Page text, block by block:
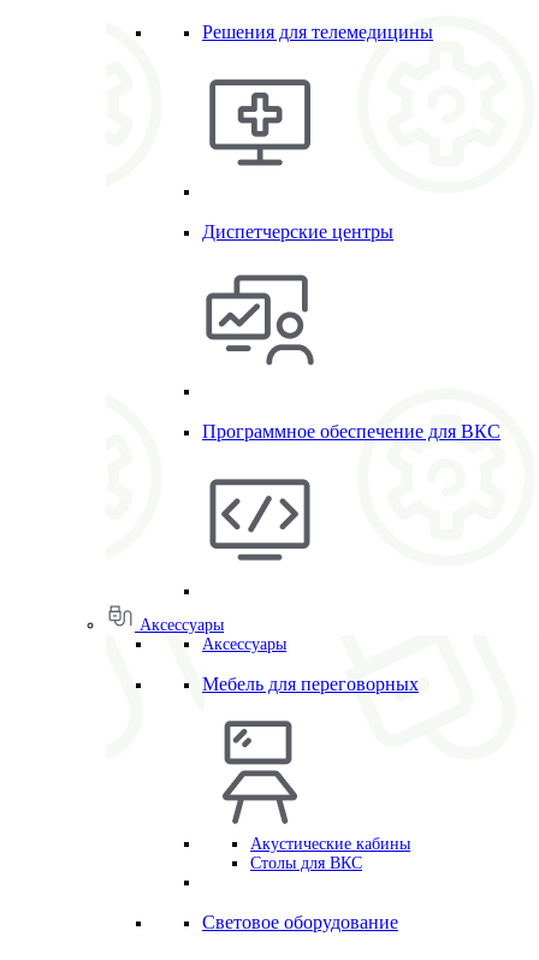
Решения для телемедицины
Диспетчерские центры
Программное обеспечение для ВКС
Аксессуары
Аксессуары
Мебель для переговорных
Акустические кабины
Столы для ВКС
Световое оборудование